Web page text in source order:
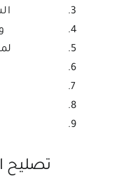
تصليح